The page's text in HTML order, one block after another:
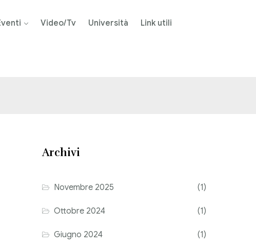
Video/Tv Università Link utili
Archivi
Novembre 2025 (1)
Ottobre 2024 (1)
Giugno 2024 (1)